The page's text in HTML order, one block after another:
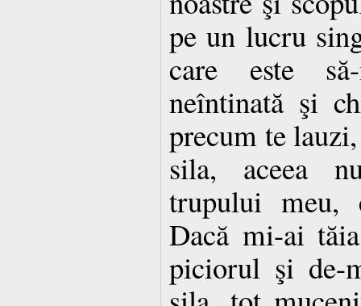
pe un lucru
care este
neîntinată şi
precum te
sila, aceea
trupului
Dacă mi-ai
piciorul şi de-